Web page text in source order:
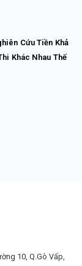
Cứu Tiền Khả
Khác Nhau Thế
10, Q.Gò Vấp,